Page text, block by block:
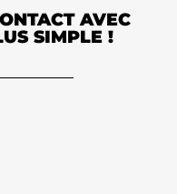
AVEC
SIMPLE !